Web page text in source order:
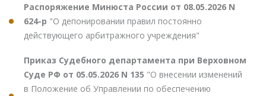
Распоряжение Минюста России от 08.05.2026 N
624-р "О депонировании правил постоянно
действующего арбитражного учреждения"
Приказ Судебного департамента при Верховном
Суде РФ от 05.05.2026 N 135 "О внесении изменений
в Положение об Управлении по обеспечению